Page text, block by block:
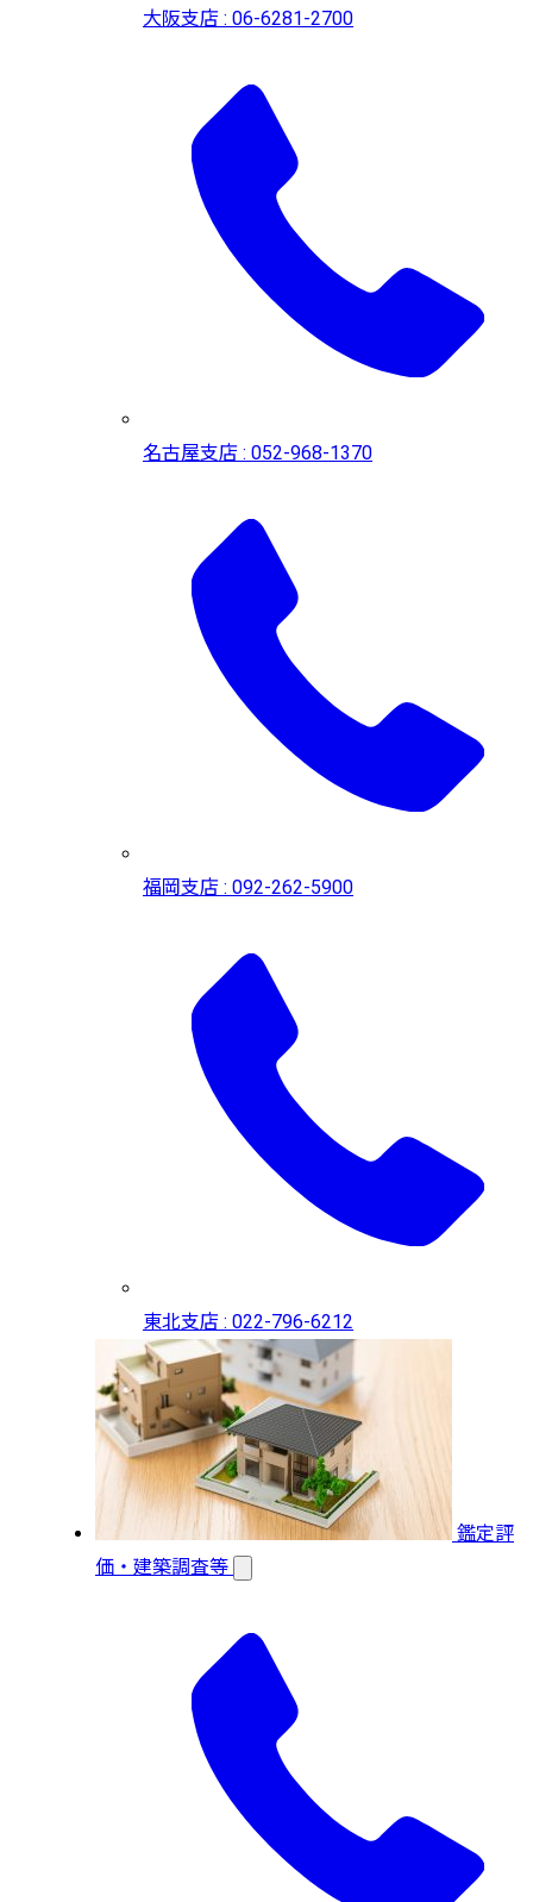
大阪支店 : 06-6281-2700
名古屋支店 : 052-968-1370
福岡支店 : 092-262-5900
東北支店 : 022-796-6212
鑑定評
価・建築調査等